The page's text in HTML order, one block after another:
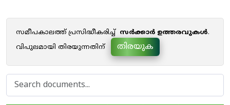
സമീപകാലത്ത് പ്രസിദ്ധീകരിച്ച് സർക്കാർ ഉത്തരവുകൾ.
വിപുലമായി തിരയുന്നതിന്
തിരയുക